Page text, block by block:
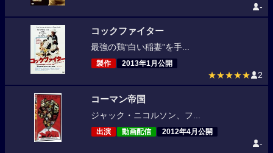
-
コックファイター
最強の鶏“白い稲妻”を手...
製作 2013年1月公開
★★★★★ 2
コーマン帝国
ジャック・ニコルソン、フ...
出演 動画配信 2012年4月公開
-